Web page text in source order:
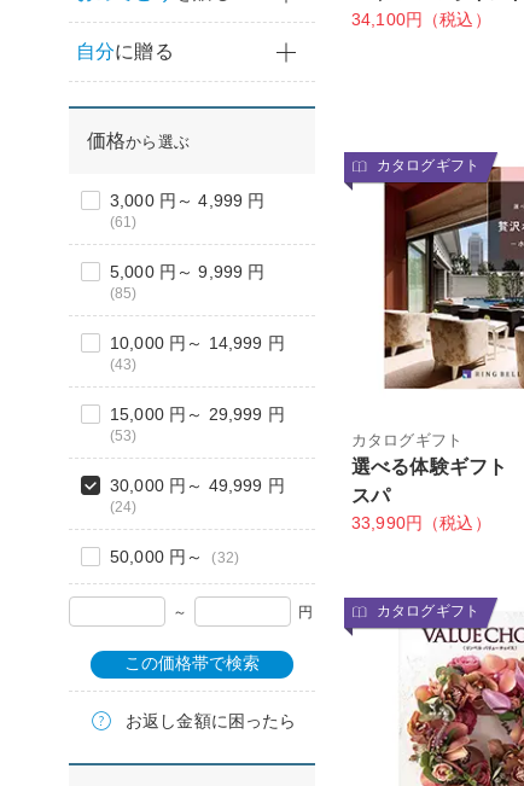
自分に贈る
価格から選ぶ
3,000 円～ 4,999 円
(61)
5,000 円～ 9,999 円
(85)
10,000 円～ 14,999 円
(43)
15,000 円～ 29,999 円
(53)
30,000 円～ 49,999 円
(24)
50,000 円～ (32)
～ 円
この価格帯で検索
お返し金額に困ったら
34,100円（税込）
カタログギフト
カタログギフト
選べる体験ギフト
スパ
33,990円（税込）
カタログギフト